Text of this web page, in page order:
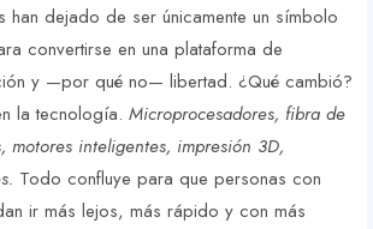
han dejado de ser únicamente un símbolo
convertirse en una plataforma de
y —por qué no— libertad. ¿Qué cambió?
la tecnología. Microprocesadores, fibra de
motores inteligentes, impresión 3D,
Todo confluye para que personas con
ir más lejos, más rápido y con más